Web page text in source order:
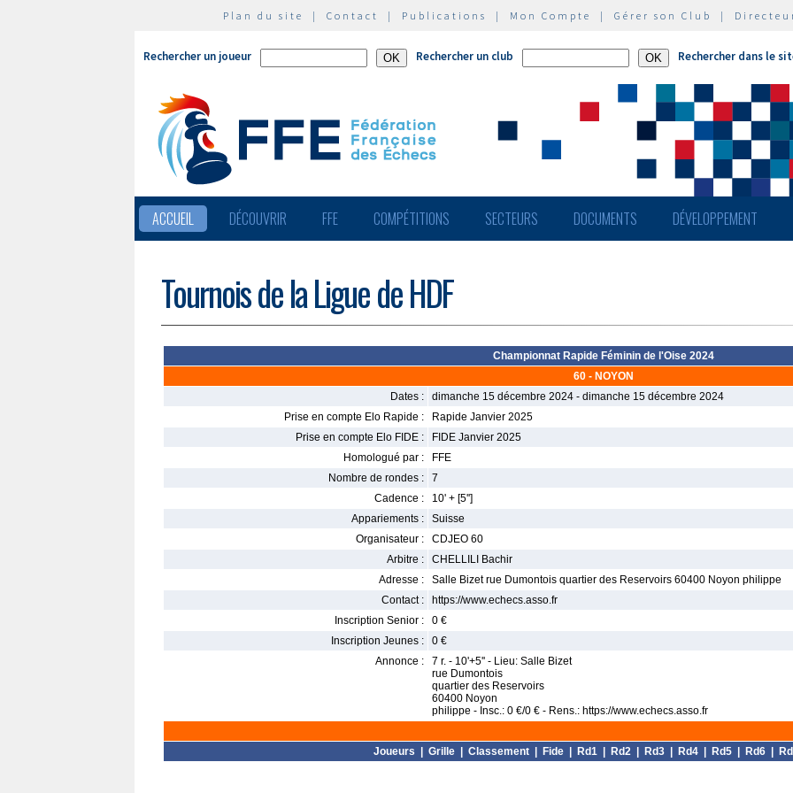
Plan du site | Contact | Publications | Mon Compte | Gérer son Club |
Rechercher un joueur Rechercher un club Rechercher dans le
ACCUEIL DÉCOUVRIR FFE COMPÉTITIONS SECTEURS DOCUMENTS DÉVELOPPEMENT
Tournois de la Ligue de HDF
Championnat Rapide Féminin de l'Oise 2024
60 - NOYON
Dates :
dimanche 15 décembre 2024 - dimanche 15 décembre 2024
Prise en compte Elo Rapide :
Rapide Janvier 2025
Prise en compte Elo FIDE :
FIDE Janvier 2025
Homologué par :
FFE
Nombre de rondes :
7
Cadence :
10' + [5'']
Appariements :
Suisse
Organisateur :
CDJEO 60
Arbitre :
CHELLILI Bachir
Adresse :
Salle Bizet rue Dumontois quartier des Reservoirs 60400 Noyon philippe
Contact :
https://www.echecs.asso.fr
Inscription Senior :
0 €
Inscription Jeunes :
0 €
Annonce :
7 r. - 10'+5'' - Lieu: Salle Bizet
rue Dumontois
quartier des Reservoirs
60400 Noyon
philippe - Insc.: 0 €/0 € - Rens.: https://www.echecs.asso.fr
Joueurs Grille Classement Fide Rd1 Rd2 Rd3 Rd4 Rd5 Rd6